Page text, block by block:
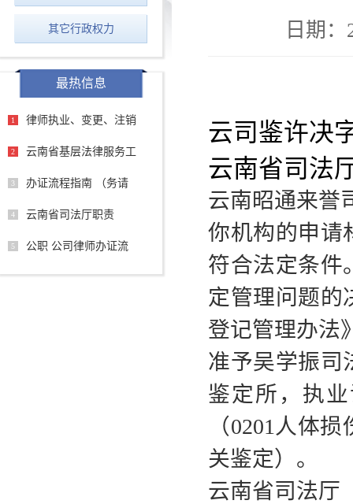
其它行政权力
最热信息
1 律师执业、变更、注销
2 云南省基层法律服务工
3 办证流程指南 （务请
4 云南省司法厅职责
5 公职 公司律师办证流
日期：
云司鉴许决
云南省司法
云南昭通来誉
你机构的申请
符合法定条件
定管理问题的
登记管理办法
准予吴学振司
鉴定所，执业
（0201人体
关鉴定）。
云南省司法厅